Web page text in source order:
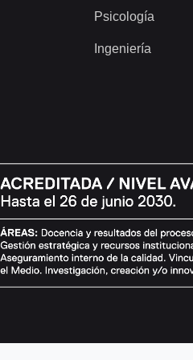
Psicología
Ingeniería